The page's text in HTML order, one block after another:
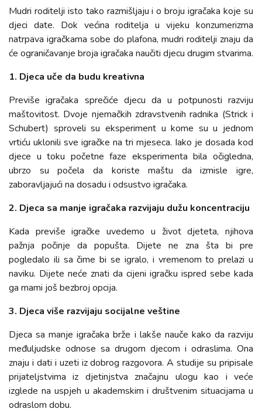
Mudri roditelji isto tako razmišljaju i o broju igračaka koje su
djeci date. Dok većina roditelja u vijeku konzumerizma
natrpava igračkama sobe do plafona, mudri roditelji znaju da
će ograničavanje broja igračaka naučiti djecu drugim stvarima.
1. Djeca uče da budu kreativna
Previše igračaka sprečiće djecu da u potpunosti razviju
maštovitost. Dvoje njemačkih zdravstvenih radnika (Strick i
Schubert) sproveli su eksperiment u kome su u jednom
vrtiću uklonili sve igračke na tri mjeseca. Iako je dosada kod
djece u toku početne faze eksperimenta bila očigledna,
ubrzo su počela da koriste maštu da izmisle igre,
zaboravljajući na dosadu i odsustvo igračaka.
2. Djeca sa manje igračaka razvijaju dužu koncentraciju
Kada previše igračke uvedemo u život djeteta, njihova
pažnja počinje da popušta. Dijete ne zna šta bi pre
pogledalo ili sa čime bi se igralo, i vremenom to prelazi u
naviku. Dijete neće znati da cijeni igračku ispred sebe kada
ga mami još bezbroj opcija.
3. Djeca više razvijaju socijalne veštine
Djeca sa manje igračaka brže i lakše nauče kako da razviju
međuljudske odnose sa drugom djecom i odraslima. Ona
znaju i dati i uzeti iz dobrog razgovora. A studije su pripisale
prijateljstvima iz djetinjstva značajnu ulogu kao i veće
izglede na uspjeh u akademskim i društvenim situacijama u
odraslom dobu.